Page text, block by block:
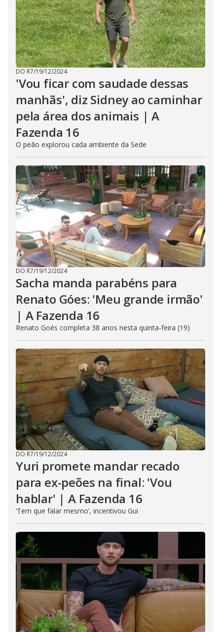
DO R7/19/12/2024
'Vou ficar com saudade dessas
manhãs', diz Sidney ao caminhar
pela área dos animais | A
Fazenda 16
O peão explorou cada ambiente da Sede
DO R7/19/12/2024
Sacha manda parabéns para
Renato Góes: 'Meu grande irmão'
| A Fazenda 16
Renato Goés completa 38 anos nesta quinta-feira (19)
DO R7/19/12/2024
Yuri promete mandar recado
para ex-peões na final: 'Vou
hablar' | A Fazenda 16
‘Tem que falar mesmo’, incentivou Gui